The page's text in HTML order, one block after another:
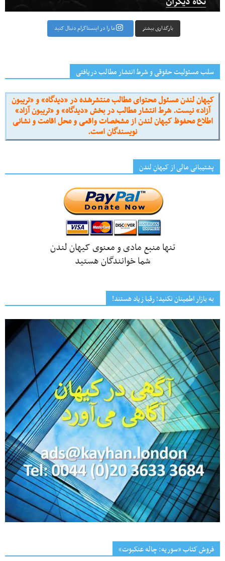
بارگذاری بیشتر ما را در اینستاگرام دنبال کنید
سلب مسئولیت حقوقی و شرط انتشار مطالب دریافتی
کیهان لندن مسئول محتوای مطالب منتشرشده در «دیدگاه» و «تریبون
آزاد» نیست. شرط انتشار مطالب در بخش «دیدگاه» و «تریبون آزاد»
اطلاع محفوظ کیهان لندن از مشخصات واقعی و محل اقامت و نشانی
نویسندگان است.
پشتیبانی مالی از کیهانِ لندن
تنها منبع مادی و معنوی کیهان لندن
شما خوانندگان هستید
به بازار اطمینان نکنید؛ رقبا زیاد هستند!
فروش کتاب «سوریه: چاله عنکبوت»